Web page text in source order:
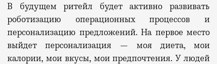
В будущем ритейл будет активно развивать
роботизацию операционных процессов и
персонализацию предложений. На первое место
выйдет персонализация — моя диета, мои
калории, мои вкусы, мои предпочтения. У людей